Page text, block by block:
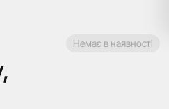
Немає в наявності